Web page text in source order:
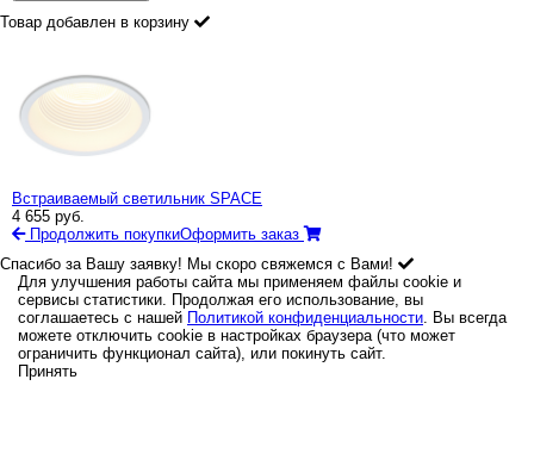
Товар добавлен в корзину
Встраиваемый светильник SPACE
4 655 руб.
Продолжить покупкиОформить заказ
Спасибо за Вашу заявку! Мы скоро свяжемся с Вами!
Для улучшения работы сайта мы применяем файлы cookie и
сервисы статистики. Продолжая его использование, вы
соглашаетесь с нашей Политикой конфиденциальности. Вы всегда
можете отключить cookie в настройках браузера (что может
ограничить функционал сайта), или покинуть сайт.
Принять